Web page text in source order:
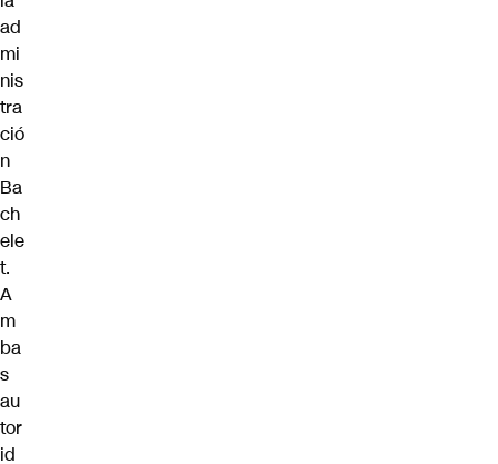
ad
mi
nis
tra
ció
n
Ba
ch
ele
t.
A
m
ba
s
au
tor
id